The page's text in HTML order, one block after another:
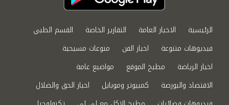
الرئيسية الاخبار العامة التقارير الخاصة
القسم الطبي
فيديوهات متنوعة
اخبار الفن
منوعات مسيحية
اخبار الرياضة
مطبخ الموقع
مواضيع عامة
الاقتصاد والبورصة
كمبيوتر وموبايل
اخبار الحق والضلال